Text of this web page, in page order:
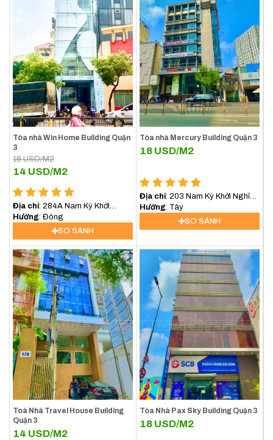
Tòa nhà Win Home Building Quận
3
16USD/M2
14 USD/M2
Địa chỉ: 284A Nam Kỳ Khởi
Nghĩa, Phường 8, Quận 3
Hướng : Đông
SO SÁNH
Tòa nhà Mercury Building Quận 3
18 USD/M2
Địa chỉ: 203 Nam Kỳ Khởi Nghĩa,
Phường 7, Quận 3
Hướng : Tây
SO SÁNH
Toà Nhà Travel House Building
Quận 3
14 USD/M2
Tòa Nhà Pax Sky Building Quận 3
18 USD/M2